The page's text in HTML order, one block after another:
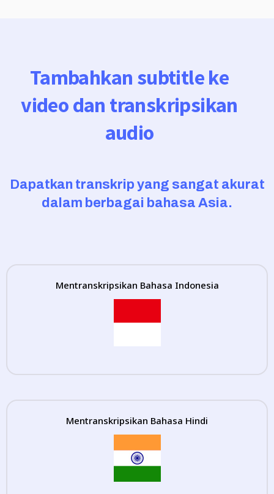
Tambahkan subtitle ke
video dan transkripsikan
audio
Dapatkan transkrip yang sangat akurat
dalam berbagai bahasa Asia.
Mentranskripsikan Bahasa Indonesia
Mentranskripsikan Bahasa Hindi